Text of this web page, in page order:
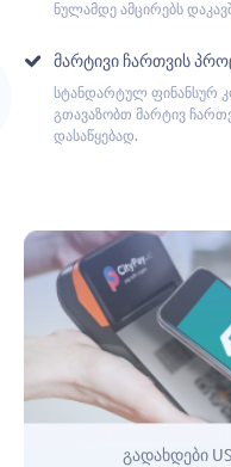
გადახდები
ნულამდე ამცირებს
Მარტივი Ჩართვის
სტანდარტულ ფინანსურ
გთავაზობთ მარტივ
დასაწყებად.